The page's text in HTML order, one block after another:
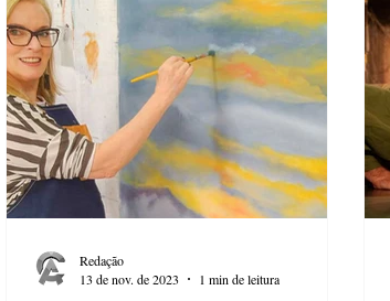
Redação
13 de nov. de 2023
1 min de leitura